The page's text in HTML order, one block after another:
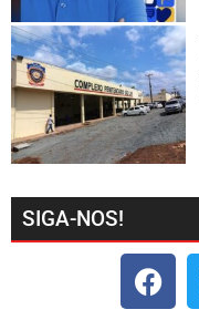
SIGA-NOS!